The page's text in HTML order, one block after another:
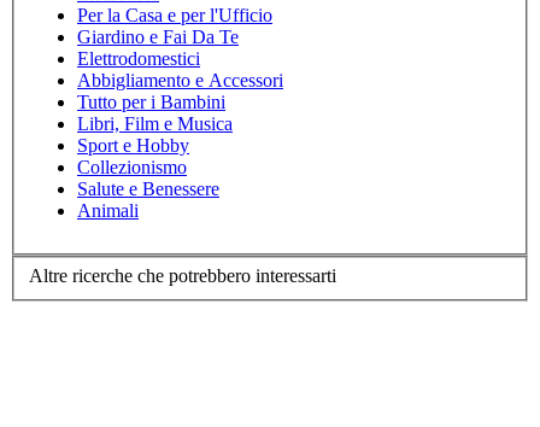
Per la Casa e per l'Ufficio
Giardino e Fai Da Te
Elettrodomestici
Abbigliamento e Accessori
Tutto per i Bambini
Libri, Film e Musica
Sport e Hobby
Collezionismo
Salute e Benessere
Animali
Altre ricerche che potrebbero interessarti